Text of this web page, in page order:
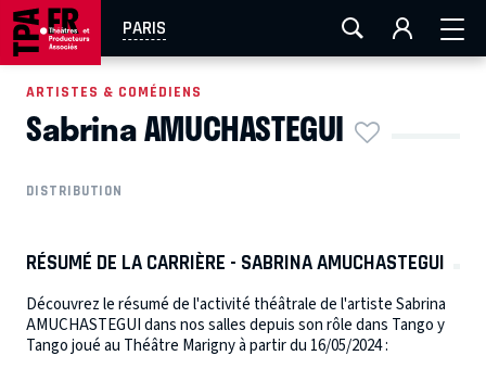
PARIS
AIX-MARSEILLE LA ROCHELLE
EN TOURNÉE
ARTISTES & COMÉDIENS
Sabrina AMUCHASTEGUI
DISTRIBUTION
RÉSUMÉ DE LA CARRIÈRE - SABRINA AMUCHASTEGUI
Découvrez le résumé de l'activité théâtrale de l'artiste Sabrina
AMUCHASTEGUI dans nos salles depuis son rôle dans Tango y
Tango joué au Théâtre Marigny à partir du 16/05/2024 :